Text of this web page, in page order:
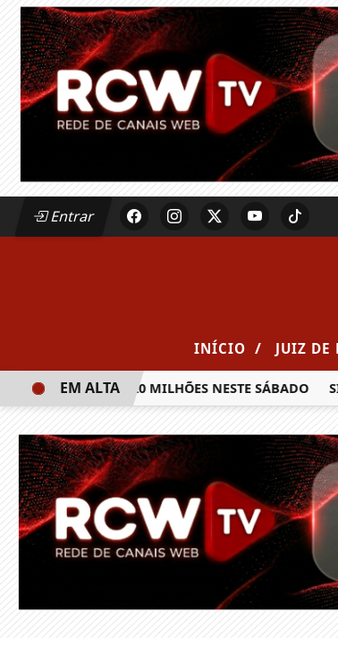
Entrar
INÍCIO / JUIZ DE
DE R$ 20 MILHÕES NESTE SÁBADO
EM ALTA